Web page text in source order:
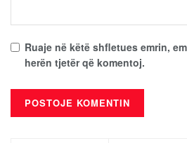
Ruaje në këtë shfletues emrin,
herën tjetër që komentoj.